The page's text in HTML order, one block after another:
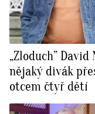
„Zloduch”
nějaký divák
otcem čtyř dětí